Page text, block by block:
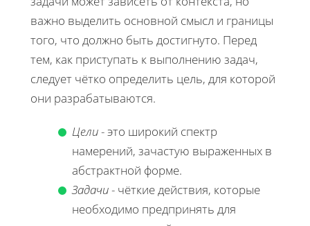
важно выделить основной смысл и границы
того, что должно быть достигнуто. Перед
тем, как приступать к выполнению задач,
следует чётко определить цель, для которой
они разрабатываются.
Цели- это широкий спектр
намерений, зачастую выраженных в
абстрактной форме.
Задачи- чёткие действия, которые
необходимо предпринять для